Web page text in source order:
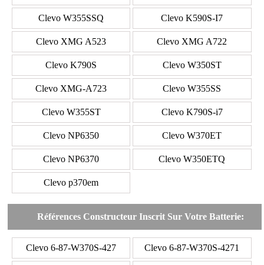
Clevo W355SSQ Clevo K590S-I7
Clevo XMG A523 Clevo XMG A722
Clevo K790S Clevo W350ST
Clevo XMG-A723 Clevo W355SS
Clevo W355ST Clevo K790S-i7
Clevo NP6350 Clevo W370ET
Clevo NP6370 Clevo W350ETQ
Clevo p370em
Références Constructeur Inscrit Sur Votre Batterie:
Clevo 6-87-W370S-427 Clevo 6-87-W370S-4271